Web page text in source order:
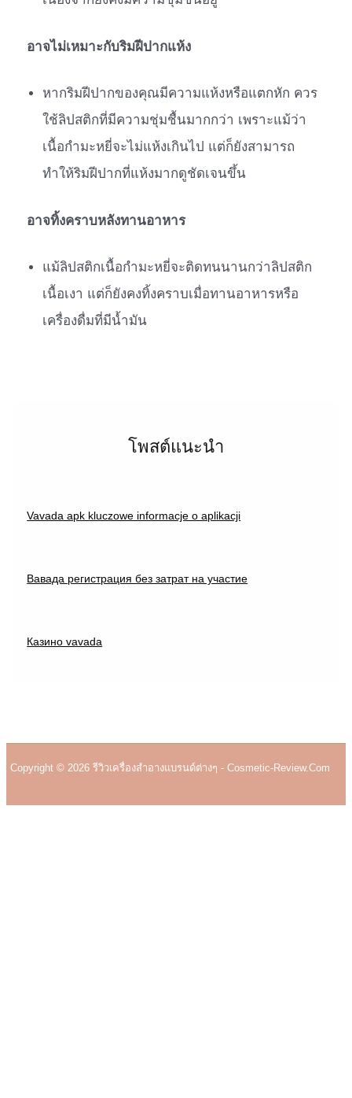
อาจไม่เหมาะกับริมฝีปากแห้ง
หากริมฝีปากของคุณมีความแห้งหรือแตกหัก ควร
ใช้ลิปสติกที่มีความชุ่มชื้นมากกว่า เพราะแม้ว่า
เนื้อกำมะหยี่จะไม่แห้งเกินไป แต่ก็ยังสามารถ
ทำให้ริมฝีปากที่แห้งมากดูชัดเจนขึ้น
อาจทิ้งคราบหลังทานอาหาร
แม้ลิปสติกเนื้อกำมะหยี่จะติดทนนานกว่าลิปสติก
เนื้อเงา แต่ก็ยังคงทิ้งคราบเมื่อทานอาหารหรือ
เครื่องดื่มที่มีน้ำมัน
โพสต์แนะนำ
Vavada apk kluczowe informacje o aplikacji
Вавада регистрация без затрат на участие
Казино vavada
Copyright © 2026 รีวิวเครื่องสำอางแบรนด์ต่างๆ - Cosmetic-Review.com